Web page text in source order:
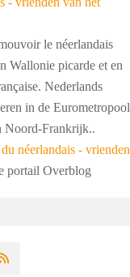
le néerlandais
Wallonie picarde et en
Nederlands
in de Eurometropool
Frankrijk..
néerlandais - vrienden
portail Overblog